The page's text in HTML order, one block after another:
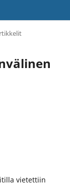
vietettiin